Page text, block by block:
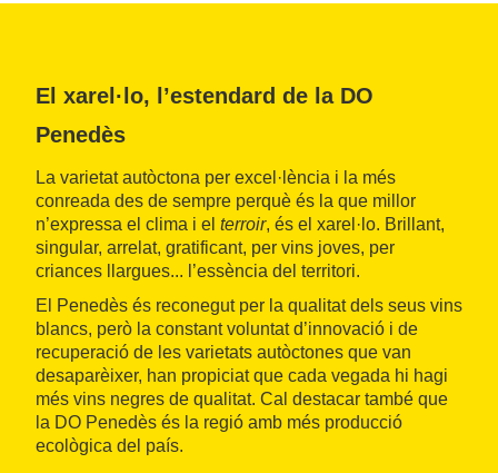
El xarel·lo, l’estendard de la DO
Penedès
La varietat autòctona per excel·lència i la més
conreada des de sempre perquè és la que millor
n’expressa el clima i el terroir, és el xarel·lo. Brillant,
singular, arrelat, gratificant, per vins joves, per
criances llargues... l’essència del territori.
El Penedès és reconegut per la qualitat dels seus vins
blancs, però la constant voluntat d’innovació i de
recuperació de les varietats autòctones que van
desaparèixer, han propiciat que cada vegada hi hagi
més vins negres de qualitat. Cal destacar també que
la DO Penedès és la regió amb més producció
ecològica del país.